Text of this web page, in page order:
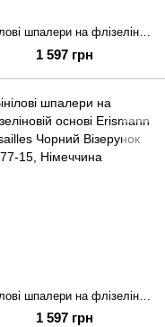
Вінілові шпалери на флізеліновій основі Erismann Versailles Білий Візерунок 12177-02
1 597 грн
1 597 грн